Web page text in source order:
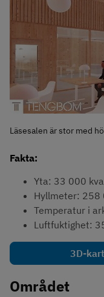
Läsesalen är stor med
Fakta:
Yta: 33 000
Hyllmeter: 258
Temperatur i
Luftfuktighet:
3D-
Området